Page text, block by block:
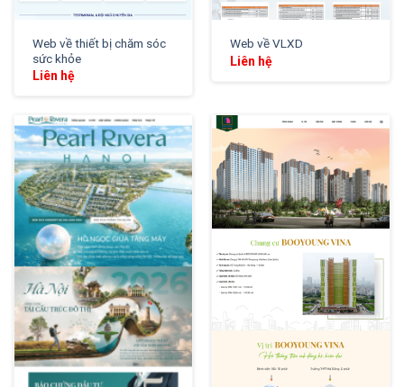
Web về thiết bị chăm sóc
sức khỏe
Liên hệ
Web về VLXD
Liên hệ
XEM THỬ XEM THỬ